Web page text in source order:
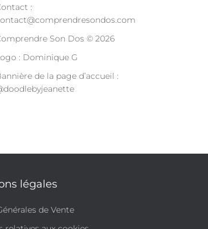
:
Son Dos © 2026
: Dominique G
de la page d’accueil :
légales
de Vente